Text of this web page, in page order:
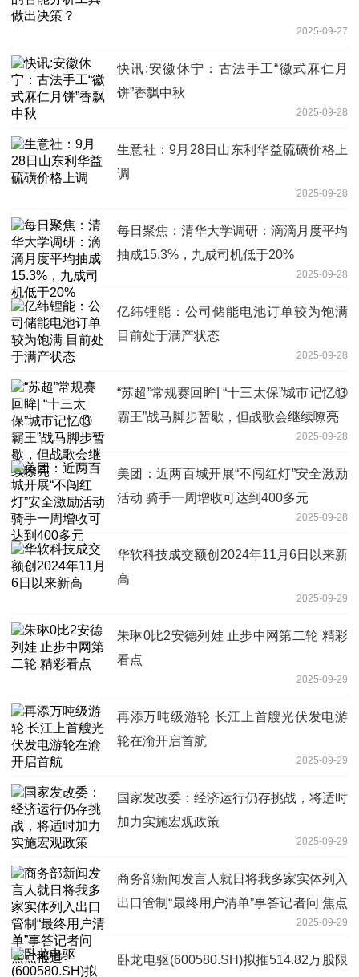
2025-09-27
快讯:安徽休宁：古法手工“徽式麻仁月
饼”香飘中秋
2025-09-28
生意社：9月28日山东利华益硫磺价格上
调
2025-09-28
每日聚焦：清华大学调研：滴滴月度平均
抽成15.3%，九成司机低于20%
2025-09-28
亿纬锂能：公司储能电池订单较为饱满
目前处于满产状态
2025-09-28
“苏超”常规赛回眸| “十三太保”城市记忆⑬
霸王”战马脚步暂歇，但战歌会继续嘹亮
2025-09-28
美团：近两百城开展“不闯红灯”安全激励
活动 骑手一周增收可达到400多元
2025-09-28
华软科技成交额创2024年11月6日以来新
高
2025-09-29
朱琳0比2安德列娃 止步中网第二轮 精彩
看点
2025-09-29
再添万吨级游轮 长江上首艘光伏发电游
轮在渝开启首航
2025-09-29
国家发改委：经济运行仍存挑战，将适时
加力实施宏观政策
2025-09-29
商务部新闻发言人就日将我多家实体列入
出口管制“最终用户清单”事答记者问 焦点
2025-09-29
卧龙电驱(600580.SH)拟推514.82万股限